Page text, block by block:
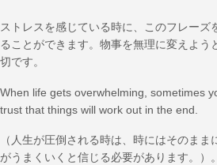
ストレスを感じている時に、このフレーズ
ることができます。物事を無理に変えよう
切です。
When life gets overwhelming, sometimes
trust that things will work out in the end.
（人生が圧倒される時は、時にはそのま
がうまくいくと信じる必要があります。）。